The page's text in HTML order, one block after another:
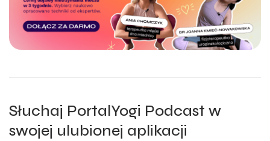
Słuchaj PortalYogi Podcast w
swojej ulubionej aplikacji